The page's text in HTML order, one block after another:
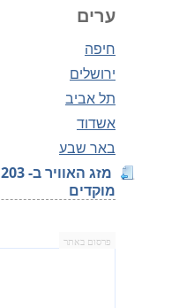
ערים
חיפה
ירושלים
תל אביב
אשדוד
באר שבע
מזג האוויר ב- 203
מוקדים
פרסום באתר